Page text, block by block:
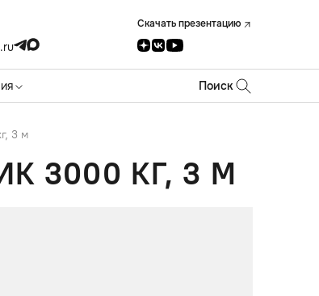
Скачать презентацию
Поиск
3 м
3000 КГ, 3 М